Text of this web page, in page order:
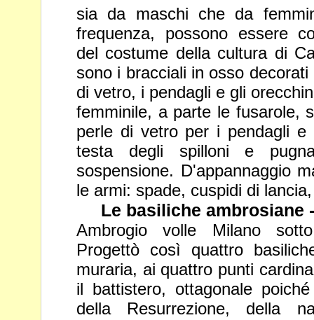
sia da maschi che da
frequenza, possono essere
del costume della cultura di
sono i bracciali in osso
di vetro, i pendagli e gli
femminile, a parte le fusarole,
perle di vetro per i pendagli e
testa degli spilloni e
sospensione. D'appannaggio
le armi: spade, cuspidi di
Le basiliche ambrosiane
Ambrogio volle Milano
Progettò così quattro
muraria, ai quattro punti
il battistero, ottagonale
della Resurrezione, della